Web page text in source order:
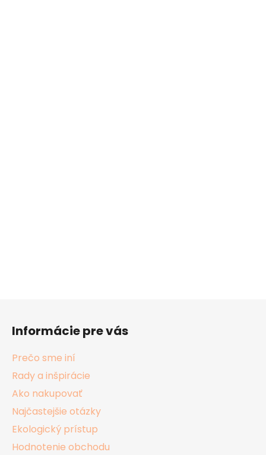
Informácie pre vás
Prečo sme iní
Rady a inšpirácie
Ako nakupovať
Najčastejšie otázky
Ekologický prístup
Hodnotenie obchodu